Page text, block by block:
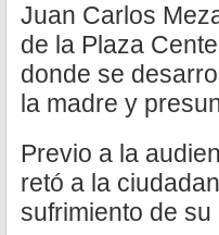
Juan Carlos
de la Plaza
donde se
la madre y
Previo a la
retó a la
sufrimiento de su